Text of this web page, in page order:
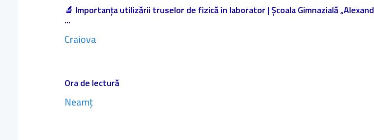
🔬 Importanța utilizării truselor de fizică în laborator | Școala Gimnazială „Alexand
...
Craiova
Ora de lectură
Neamț